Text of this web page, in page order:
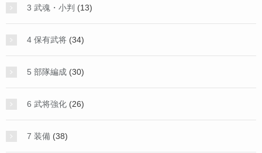
3 武魂・小判 (13)
4 保有武将 (34)
5 部隊編成 (30)
6 武将強化 (26)
7 装備 (38)